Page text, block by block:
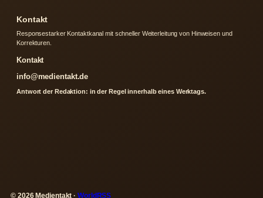
Kontakt
Responsestarker Kontaktkanal mit schneller Weiterleitung von Hinweisen und
Korrekturen.
Kontakt
info@medientakt.de
Antwort der Redaktion: in der Regel innerhalb eines Werktags.
© 2026 Medientakt ·WorldRSS